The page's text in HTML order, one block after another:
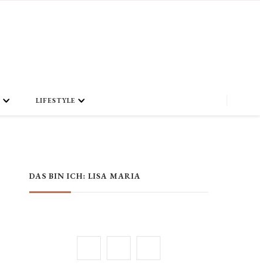
LIFESTYLE
DAS BIN ICH: LISA MARIA